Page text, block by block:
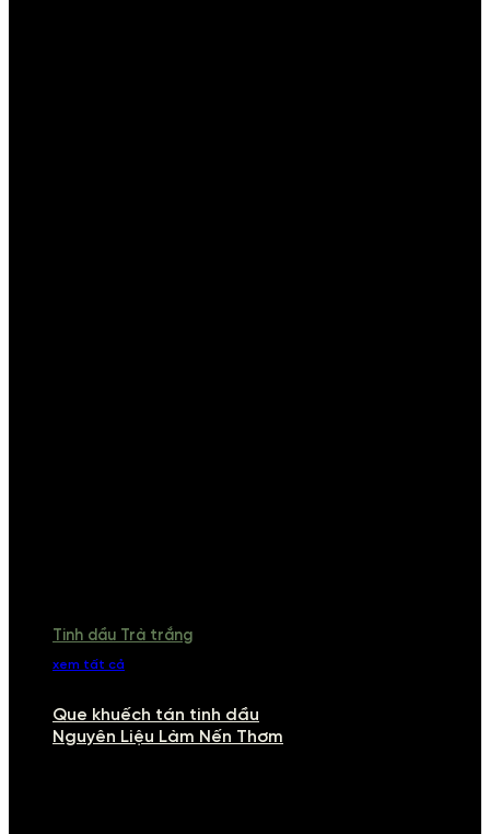
Tinh dầu Trà trắng
xem tất cả
Que khuếch tán tinh dầu
Nguyên Liệu Làm Nến Thơm